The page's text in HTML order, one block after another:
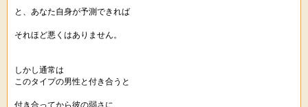
と、あなた自身が予測できれば
それほど悪くはありません。
しかし通常は
このタイプの男性と付き合うと
付き合ってから彼の弱さに